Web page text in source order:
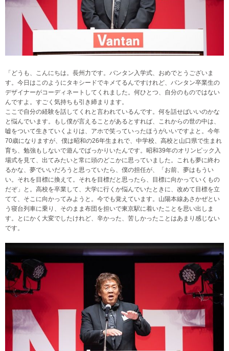
「どうも、こんにちは。長州力です。バンタン入学式、おめでとうございま
す。今日はこのようにタキシードでキメてるんですけれど、バンタン卒業生の
デザイナーがコーディネートしてくれました。何ひとつ、自分のものではない
んですよ。すごく気持ちも引き締まります。
ここで自分の経験を話してくれと言われているんです。何を話せばいいのかな
と悩んでいます。もし僕が言えることがあるとすれば、これからの世の中は、
嘘をついて生きていくよりは、アホで笑っていったほうがいいですよと。今年
70歳になりますが、僕は昭和の26年生まれで、中学校、高校と山口県で生まれ
育ち、勉強もしないで遊んでばっかりいたんです。昭和39年のオリンピック入
場式を見て、出てみたいと常に頭のどこかに思っていました。これも夢に終わ
るかな、夢でいいだろうと思っていたら、僕の担任が、「お前、夢はもうい
い。それを目標に換えて。それを目標だと思ったら、目標に向かっていくもの
だぞ」と。高校を卒業して、大学に行くか悩んでいたときに、改めて目標を立
てて、そこに向かってみようと。今でも覚えています。山陽本線あさかぜとい
う寝台列車に乗り、そのまま布団を担いで東京駅に着いたことを思い出しま
す。とにかく大変でしたけれど、辛かった、苦しかったことはあまり感じない
です。